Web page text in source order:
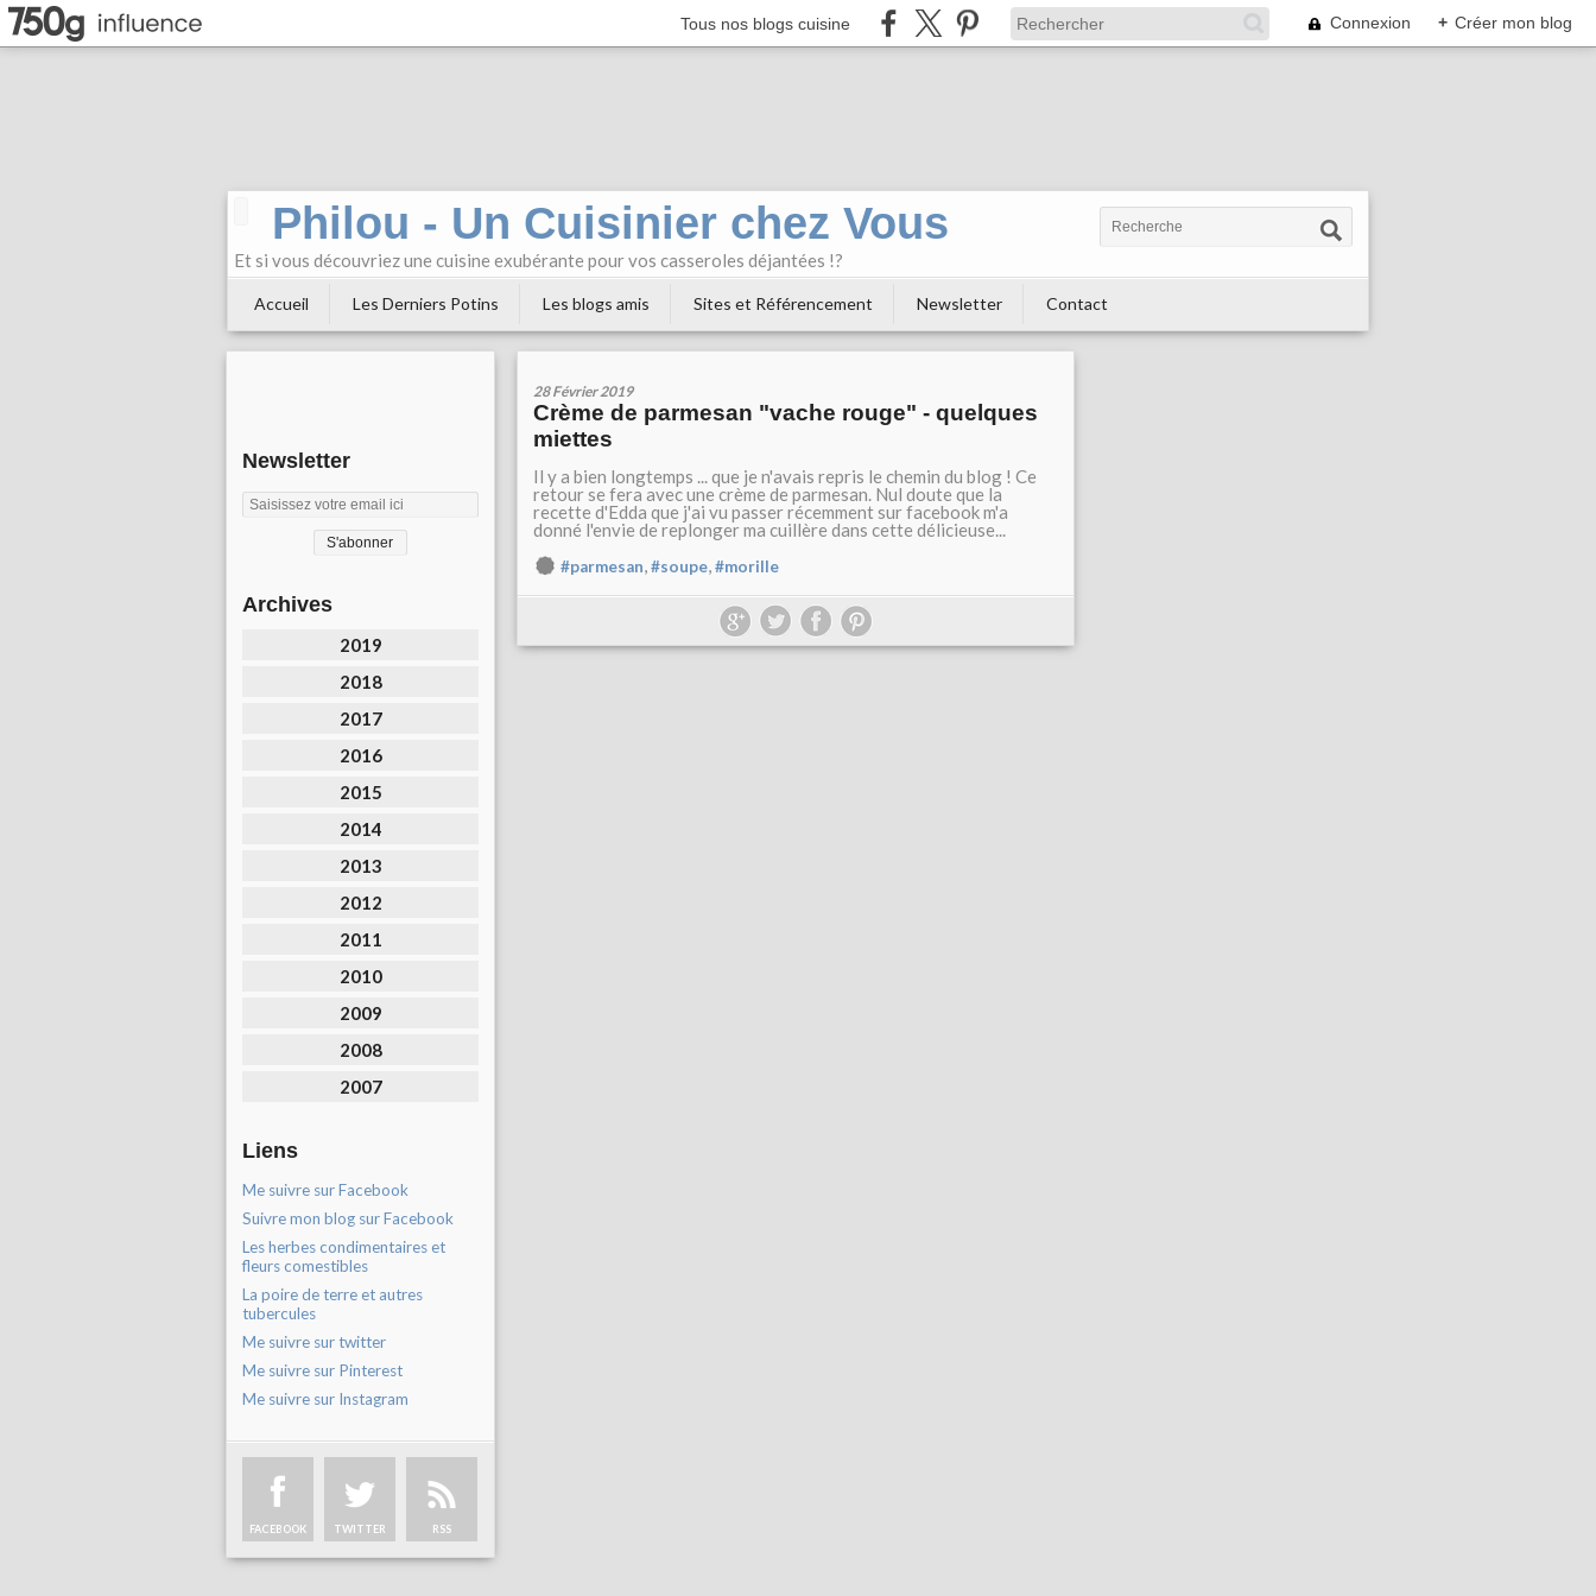
Tous nos blogs cuisine Connexion + Créer mon blog
Philou - Un Cuisinier chez Vous
Et si vous découvriez une cuisine exubérante pour vos casseroles déjantées !?
Accueil Les Derniers Potins Les blogs amis Sites et Référencement Newsletter Contact
Newsletter
Archives
2019
2018
2017
2016
2015
2014
2013
2012
2011
2010
2009
2008
2007
Liens
Me suivre sur Facebook
Suivre mon blog sur Facebook
Les herbes condimentaires et
fleurs comestibles
La poire de terre et autres
tubercules
Me suivre sur twitter
Me suivre sur Pinterest
Me suivre sur Instagram
FACEBOOK TWITTER RSS
28 Février 2019
Crème de parmesan "vache rouge" - quelques
miettes
Il y a bien longtemps ... que je n'avais repris le chemin du blog ! Ce
retour se fera avec une crème de parmesan. Nul doute que la
recette d'Edda que j'ai vu passer récemment sur facebook m'a
donné l'envie de replonger ma cuillère dans cette délicieuse...
#parmesan,#soupe,#morille